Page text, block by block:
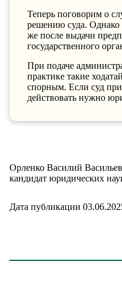
Теперь поговорим о
решению суда. Однако
же после выдачи
государственного
При подаче
практике такие
спорным. Если суд
действовать нужно
Орленко Василий
кандидат юридических
Дата публикации